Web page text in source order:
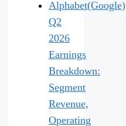
Alphabet(Google)
Q2
2026
Earnings
Breakdown:
Segment
Revenue,
Operating